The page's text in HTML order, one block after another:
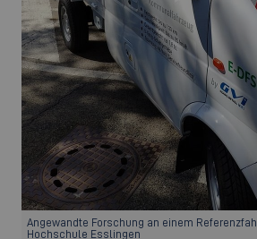
Angewandte Forschung an einem
Hochschule Esslingen